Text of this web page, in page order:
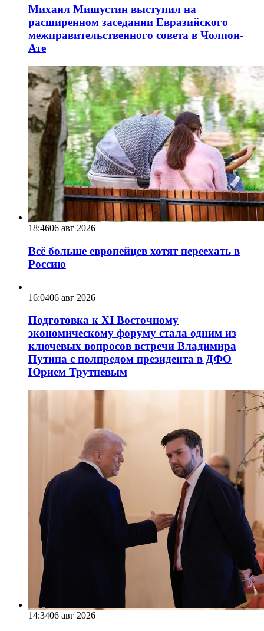
Михаил Мишустин выступил на
расширенном заседании Евразийского
межправительственного совета в Чолпон-
Ате
18:4606 авг 2026
Всё больше европейцев хотят переехать в
Россию
16:0406 авг 2026
Подготовка к XI Восточному
экономическому форуму стала одним из
ключевых вопросов встречи Владимира
Путина с полпредом президента в ДФО
Юрием Трутневым
14:3406 авг 2026